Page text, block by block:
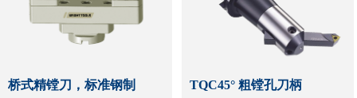
桥式精镗刀，标准钢制 TQC45° 粗镗孔刀柄